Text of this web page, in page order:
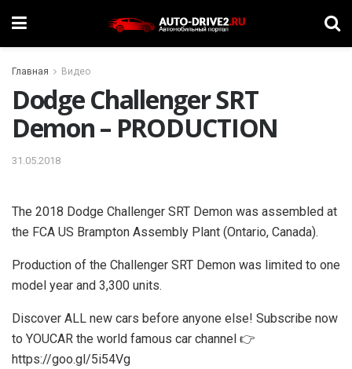
Главная Видео
Dodge Challenger SRT
Demon – PRODUCTION
31.05.2018
The 2018 Dodge Challenger SRT Demon was assembled at
the FCA US Brampton Assembly Plant (Ontario, Canada).
Production of the Challenger SRT Demon was limited to one
model year and 3,300 units.
Discover ALL new cars before anyone else! Subscribe now
to YOUCAR the world famous car channel 👉
https://goo.gl/5i54Vg